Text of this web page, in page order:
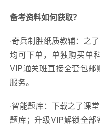
备考资料如何获取？
·奇兵制胜纸质教辅：之
均可下单，单独购买单
VIP通关班直接全套包
服务。
·智能题库：下载之了课
题库；升级VIP解锁全